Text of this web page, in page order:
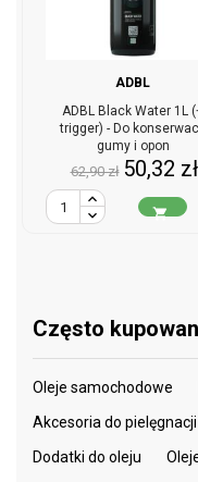
ADBL
ADBL Black Water 1L
trigger) - Do
gumy i opon
Cena
podstawowa
62,90 zł Cena
50,32 zł

Często
Oleje samochodowe
Akcesoria do
Dodatki do oleju